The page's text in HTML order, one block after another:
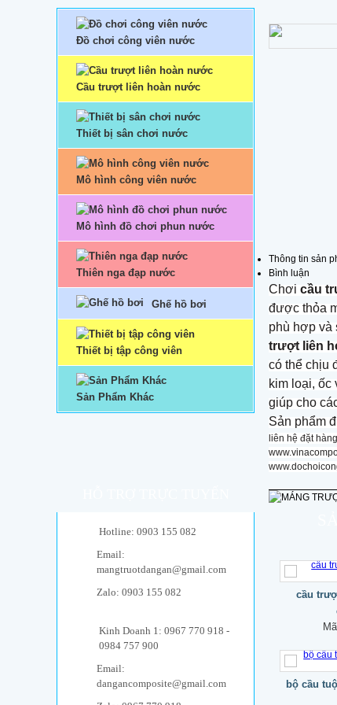
Thông tin sản
Bình luận
Chơi cầu
được thỏa
phù hợp và
trượt liên
có thể chịu
kim loại, ốc
giúp cho
Sản phẩm
liên hệ đặt
cầu
bộ cầu
Đồ chơi công viên nước
Cầu trượt liên hoàn nước
Thiết bị sân chơi nước
Mô hình công viên nước
Mô hình đồ chơi phun nước
Thiên nga đạp nước
Ghế hồ bơi
Thiết bị tập công viên
Sản Phẩm Khác
Hotline: 0903 155 082
Email:
mangtruotdangan@gmail.com
Zalo: 0903 155 082
Kinh Doanh 1: 0967 770 918 -
0984 757 900
Email:
dangancomposite@gmail.com